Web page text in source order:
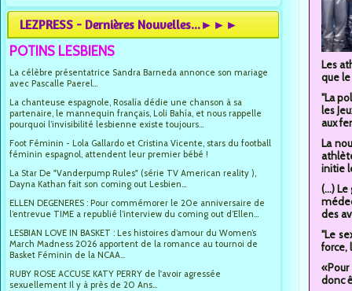
LEZPRESS - Dernières Nouvelles...►►►
POTINS LESBIENS
La célèbre présentatrice Sandra Barneda annonce son mariage
avec Pascalle Paerel...
La chanteuse espagnole, Rosalía dédie une chanson à sa
partenaire, le mannequin français, Loli Bahía, et nous rappelle
pourquoi l’invisibilité lesbienne existe toujours...
Foot Féminin - Lola Gallardo et Cristina Vicente, stars du football
féminin espagnol, attendent leur premier bébé !
La Star De "Vanderpump Rules" (série TV American reality ),
Dayna Kathan fait son coming out Lesbien...
ELLEN DEGENERES : Pour commémorer le 20e anniversaire de
l’entrevue TIME a republié l’interview du coming out d’Ellen...
LESBIAN LOVE IN BASKET : Les histoires d’amour du Women’s
March Madness 2026 apportent de la romance au tournoi de
Basket Féminin de la NCAA...
RUBY ROSE ACCUSE KATY PERRY de l'avoir agressée
sexuellement Il y à près de 20 Ans...
Les
que
"La
les
aux
La
initie
(...)
des
"Le
force,
donc